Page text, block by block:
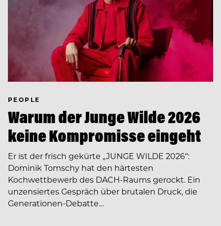
PEOPLE
Warum der Junge Wilde 2026
keine Kompromisse eingeht
Er ist der frisch gekürte „JUNGE WILDE 2026“:
Dominik Tomschy hat den härtesten
Kochwettbewerb des DACH-Raums gerockt. Ein
unzensiertes Gespräch über brutalen Druck, die
Generationen-Debatte…